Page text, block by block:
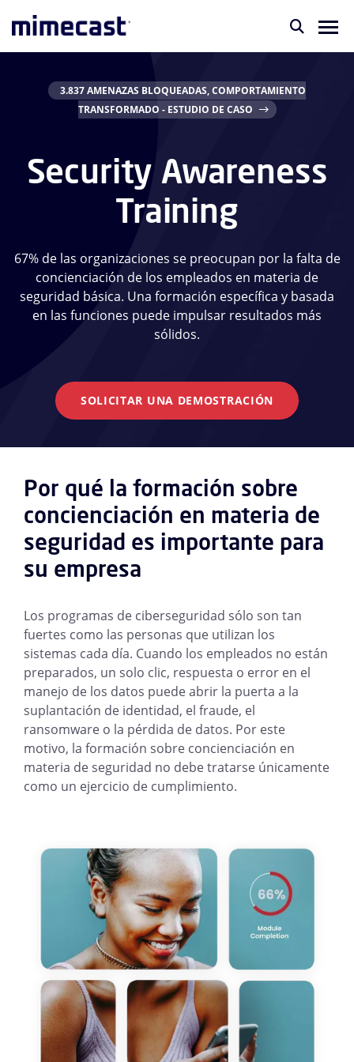
3.837 AMENAZAS BLOQUEADAS, COMPORTAMIENTO
TRANSFORMADO - ESTUDIO DE CASO
Security Awareness
Training
67% de las organizaciones se preocupan por la falta de
concienciación de los empleados en materia de
seguridad básica. Una formación específica y basada
en las funciones puede impulsar resultados más
sólidos.
SOLICITAR UNA DEMOSTRACIÓN
Por qué la formación sobre
concienciación en materia de
seguridad es importante para
su empresa
Los programas de ciberseguridad sólo son tan
fuertes como las personas que utilizan los
sistemas cada día. Cuando los empleados no están
preparados, un solo clic, respuesta o error en el
manejo de los datos puede abrir la puerta a la
suplantación de identidad, el fraude, el
ransomware o la pérdida de datos. Por este
motivo, la formación sobre concienciación en
materia de seguridad no debe tratarse únicamente
como un ejercicio de cumplimiento.